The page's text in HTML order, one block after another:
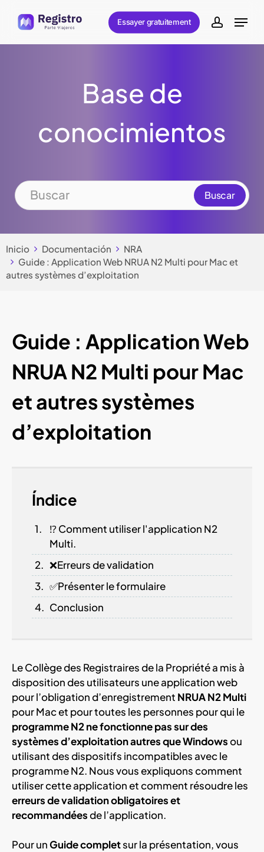
main
Essayer gratuitement account
Menu
Base de
conocimientos
Inicio Documentación
NRA
Guide : Application Web NRUA N2 Multi pour Mac et
autres systèmes d’exploitation
Guide : Application Web
NRUA N2 Multi pour Mac
et autres systèmes
d’exploitation
Índice
⁉ Comment utiliser l'application N2
Multi.
❌Erreurs de validation
✅Présenter le formulaire
Conclusion
Le Collège des Registraires de la Propriété a mis à
disposition des utilisateurs une application web
pour l’obligation d’enregistrement NRUAN2 Multi
pour Mac et pour toutes les personnes pour qui le
programme N2 ne fonctionne pas sur des
systèmes d’exploitation autres que Windowsou
utilisant des dispositifs incompatibles avec le
programme N2. Nous vous expliquons comment
utiliser cette application et comment résoudre les
erreurs de validation obligatoires et
recommandéesde l’application.
Pour unGuide completsur la présentation, vous